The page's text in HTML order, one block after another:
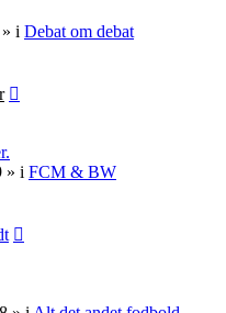
» i Debat om debat
» i FCM & BW